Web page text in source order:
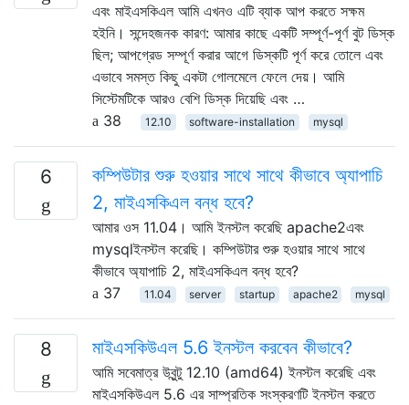
এবং মাইএসকিএল আমি এখনও এটি ব্যাক আপ করতে সক্ষম
হইনি। সন্দেহজনক কারণ: আমার কাছে একটি সম্পূর্ণ-পূর্ণ বুট ডিস্ক
ছিল; আপগ্রেড সম্পূর্ণ করার আগে ডিস্কটি পূর্ণ করে তোলে এবং
এভাবে সমস্ত কিছু একটা গোলমেলে ফেলে দেয়। আমি
সিস্টেমটিকে আরও বেশি ডিস্ক দিয়েছি এবং …
38
12.10 software-installation mysql
6
কম্পিউটার শুরু হওয়ার সাথে সাথে কীভাবে অ্যাপাচি
2, মাইএসকিএল বন্ধ হবে?
আমার ওস 11.04। আমি ইনস্টল করেছি apache2এবং
mysqlইনস্টল করেছি। কম্পিউটার শুরু হওয়ার সাথে সাথে
কীভাবে অ্যাপাচি 2, মাইএসকিএল বন্ধ হবে?
37
11.04 server startup apache2 mysql
8 মাইএসকিউএল 5.6 ইনস্টল করবেন কীভাবে?
আমি সবেমাত্র উবুন্টু 12.10 (amd64) ইনস্টল করেছি এবং
মাইএসকিউএল 5.6 এর সাম্প্রতিক সংস্করণটি ইনস্টল করতে